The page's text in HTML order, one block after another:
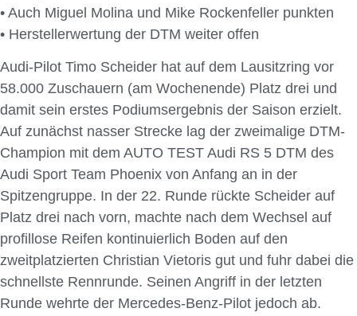
• Auch Miguel Molina und Mike Rockenfeller punkten
• Herstellerwertung der DTM weiter offen
Audi-Pilot Timo Scheider hat auf dem Lausitzring vor
58.000 Zuschauern (am Wochenende) Platz drei und
damit sein erstes Podiumsergebnis der Saison erzielt.
Auf zunächst nasser Strecke lag der zweimalige DTM-
Champion mit dem AUTO TEST Audi RS 5 DTM des
Audi Sport Team Phoenix von Anfang an in der
Spitzengruppe. In der 22. Runde rückte Scheider auf
Platz drei nach vorn, machte nach dem Wechsel auf
profillose Reifen kontinuierlich Boden auf den
zweitplatzierten Christian Vietoris gut und fuhr dabei die
schnellste Rennrunde. Seinen Angriff in der letzten
Runde wehrte der Mercedes-Benz-Pilot jedoch ab.